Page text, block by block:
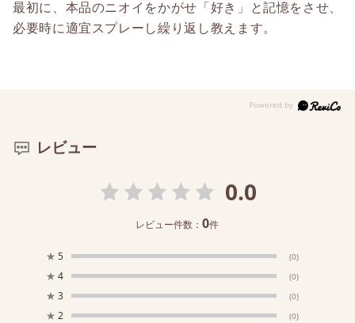
最初に、本品のニオイをかがせ「好き」と記憶をさせ、
必要時に適宜スプレーし繰り返し教えます。
レビュー
0.0
レビュー件数：0件
★ 5 (0)
★ 4 (0)
★ 3 (0)
★ 2 (0)